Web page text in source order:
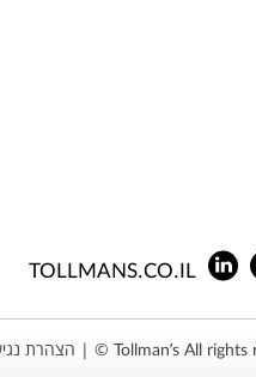
TOLLMANS.CO.IL
Tollman’s All rights הצהרת